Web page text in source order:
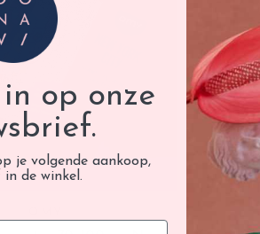
op onze
je volgende aankoop,
de winkel.